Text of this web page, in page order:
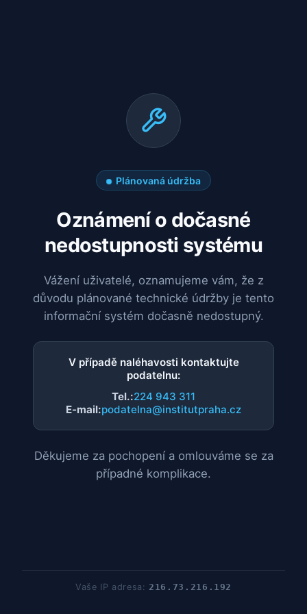
Plánovaná údržba
Oznámení o dočasné
nedostupnosti systému
Vážení uživatelé, oznamujeme vám, že z
důvodu plánované technické údržby je tento
informační systém dočasně nedostupný.
V případě naléhavosti kontaktujte
podatelnu:
Tel.:224 943 311
E-mail:podatelna@institutpraha.cz
Děkujeme za pochopení a omlouváme se za
případné komplikace.
Vaše IP adresa:216.73.216.192